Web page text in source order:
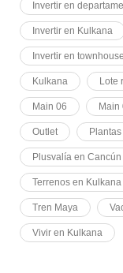
Invertir en
Invertir en Kulkana
Invertir en townhouse
Kulkana Lote
Main 06 Main
Outlet
Plusvalía en Cancún
Terrenos en Kulkana
Tren Maya
Vivir en Kulkana